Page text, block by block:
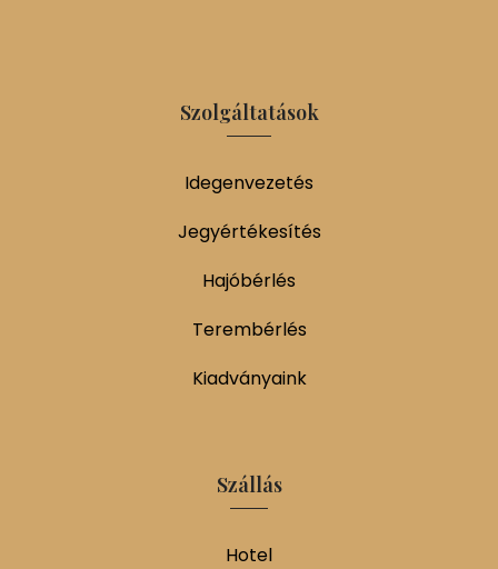
Szolgáltatások
Idegenvezetés
Jegyértékesítés
Hajóbérlés
Terembérlés
Kiadványaink
Szállás
Hotel